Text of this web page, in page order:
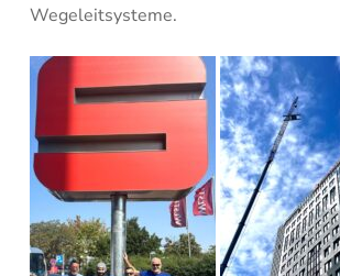
Wegeleitsysteme.